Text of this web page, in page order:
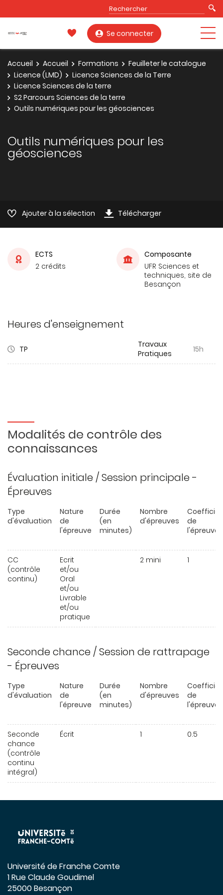
Se connecter
Accueil Accueil Formations
Feuilleter le catalogue
Licence (LMD)
Licence Sciences de la Terre
Licence Sciences de la terre
S2 Parcours Sciences de la terre
Outils numériques pour les géosciences
Outils numériques pour les
géosciences
Ajouter à la sélection Télécharger
ECTS
2 crédits
Composante
UFR Sciences et
techniques, site de
Besançon
Heures d'enseignement
TP
Travaux
Pratiques
15h
Modalités de contrôle des
connaissances
Évaluation initiale / Session principale -
Épreuves
Type
d'évaluation
Nature
de
l'épreuve
Durée
(en
minutes)
Nombre
d'épreuves
de
l'épreuve
CC
(contrôle
continu)
Ecrit
et/ou
Oral
et/ou
Livrable
et/ou
pratique
2 mini 1
Seconde chance / Session de rattrapage
- Épreuves
Type
d'évaluation
Nature
de
l'épreuve
Durée
(en
minutes)
Nombre
d'épreuves
de
l'épreuve
Seconde
chance
(contrôle
continu
intégral)
Écrit 1 0.5
Université de Franche Comte
1 Rue Claude Goudimel
25000 Besançon